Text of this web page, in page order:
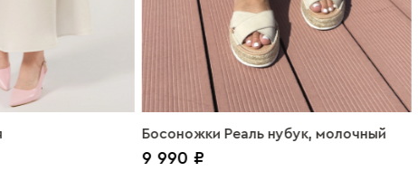
Босоножки Реаль нубук, молочный
9 990 ₽